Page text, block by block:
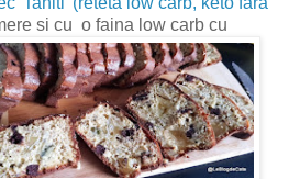
si cu o faina low carb cu